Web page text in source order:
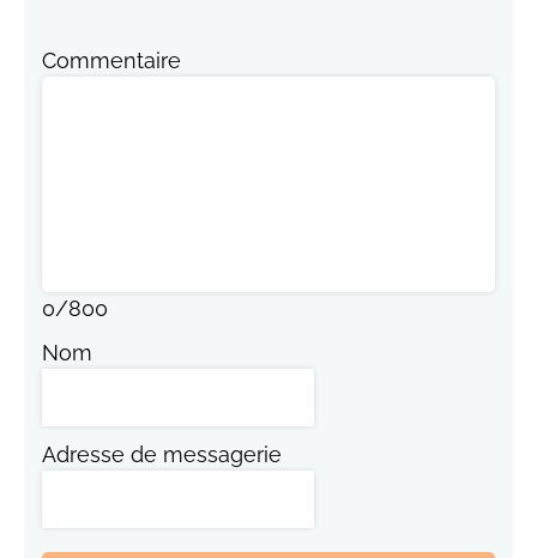
Commentaire
0/800
Nom
Adresse de messagerie